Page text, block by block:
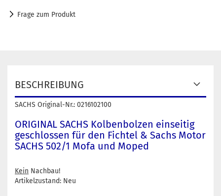
Frage zum Produkt
BESCHREIBUNG
SACHS Original-Nr.: 0216102100
ORIGINAL SACHS Kolbenbolzen einseitig
geschlossen für den Fichtel & Sachs Motor
SACHS 502/1 Mofa und Moped
Kein Nachbau!
Artikelzustand: Neu